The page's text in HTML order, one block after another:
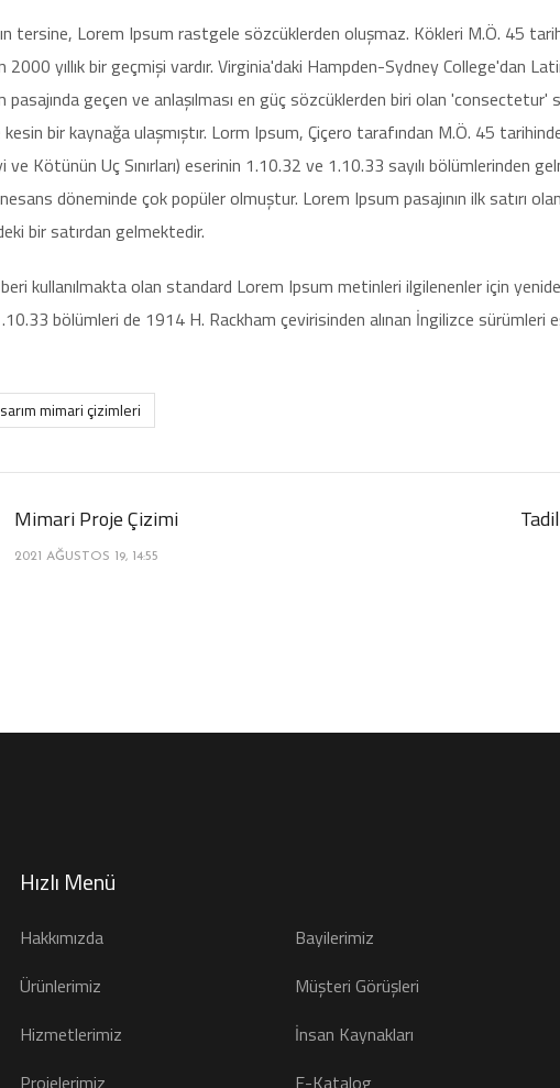
tersine, Lorem Ipsum rastgele sözcüklerden oluşmaz. Kökleri M.Ö. 45
2000 yıllık bir geçmişi vardır. Virginia'daki Hampden-Sydney College'dan
pasajında geçen ve anlaşılması en güç sözcüklerden biri olan
kesin bir kaynağa ulaşmıştır. Lorm Ipsum, Çiçero tarafından M.Ö. 45
ve Kötünün Uç Sınırları) eserinin 1.10.32 ve 1.10.33 sayılı bölümlerinden
döneminde çok popüler olmuştur. Lorem Ipsum pasajının ilk satırı
bir satırdan gelmektedir.
kullanılmakta olan standard Lorem Ipsum metinleri ilgilenenler için
bölümleri de 1914 H. Rackham çevirisinden alınan İngilizce sürümleri
mimari çizimleri
Mimari Proje Çizimi
2021 AĞUSTOS 19, 14:55
Hızlı Menü
Hakkımızda
Ürünlerimiz
Hizmetlerimiz
Projelerimiz
Bayilerimiz
Müşteri Görüşleri
İnsan Kaynakları
E-Katalog